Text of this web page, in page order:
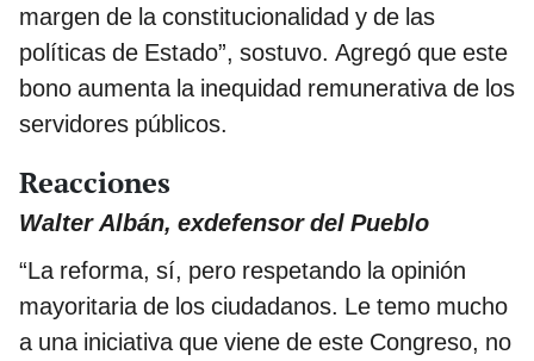
margen de la constitucionalidad y de las
políticas de Estado”, sostuvo. Agregó que este
bono aumenta la inequidad remunerativa de los
servidores públicos.
Reacciones
Walter Albán, exdefensor del Pueblo
“La reforma, sí, pero respetando la opinión
mayoritaria de los ciudadanos. Le temo mucho
a una iniciativa que viene de este Congreso, no